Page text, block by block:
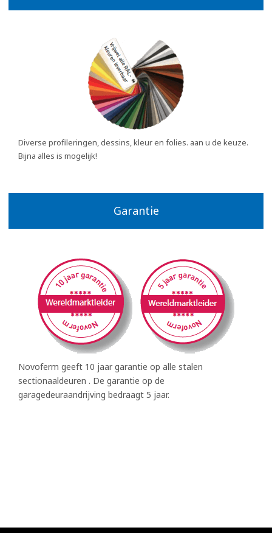
Diverse profileringen, dessins, kleur en folies. aan u de keuze.
Bijna alles is mogelijk!
Garantie
Novoferm geeft 10 jaar garantie op alle stalen
sectionaaldeuren . De garantie op de
garagedeuraandrijving bedraagt 5 jaar.